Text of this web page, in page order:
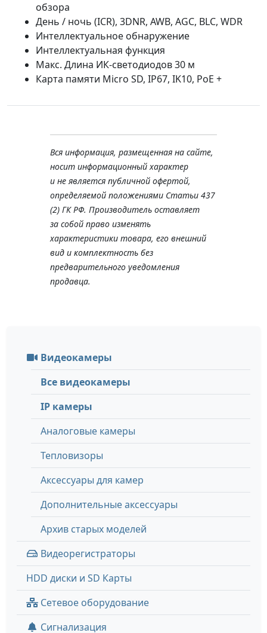
обзора
День / ночь (ICR), 3DNR, AWB, AGC, BLC, WDR
Интеллектуальное обнаружение
Интеллектуальная функция
Макс. Длина ИК-светодиодов 30 м
Карта памяти Micro SD, IP67, IK10, PoE +
Вся информация, размещенная на сайте,
носит информационный характер
и не является публичной офертой,
определяемой положениями Статьи 437
(2) ГК РФ. Производитель оставляет
за собой право изменять
характеристики товара, его внешний
вид и комплектность без
предварительного уведомления
продавца.
Видеокамеры
Все видеокамеры
IP камеры
Аналоговые камеры
Тепловизоры
Аксессуары для камер
Дополнительные аксессуары
Архив старых моделей
Видеорегистраторы
HDD диски и SD Карты
Сетевое оборудование
Сигнализация